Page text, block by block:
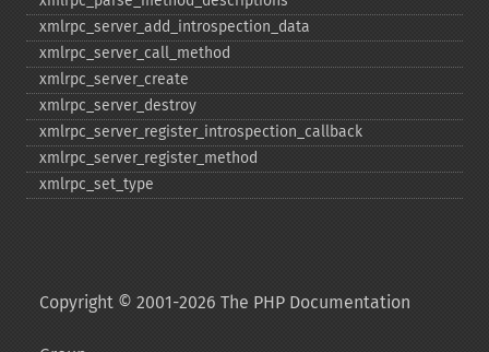
xmlrpc_​server_​add_​introspection_​data
xmlrpc_​server_​call_​method
xmlrpc_​server_​create
xmlrpc_​server_​destroy
xmlrpc_​server_​register_​introspection_​callback
xmlrpc_​server_​register_​method
xmlrpc_​set_​type
Copyright © 2001-2026 The PHP Documentation